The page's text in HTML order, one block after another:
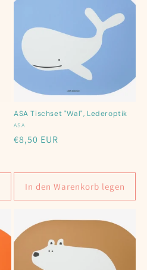
ASA Tischset "Wal", Lederoptik
Anbieter:
ASA
Normaler
€8,50 EUR
In den Warenkorb legen